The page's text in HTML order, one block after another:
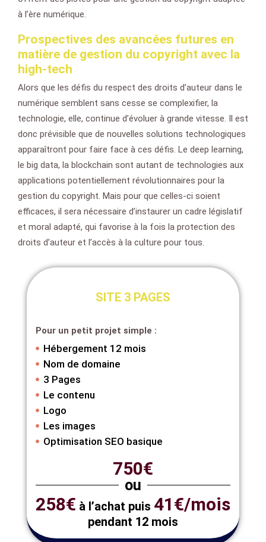
à l’ère numérique.
Prospectives des avancées futures en
matière de gestion du copyright avec la
high-tech
Alors que les défis du respect des droits d’auteur dans le
numérique semblent sans cesse se complexifier, la
technologie, elle, continue d’évoluer à grande vitesse. Il est
donc prévisible que de nouvelles solutions technologiques
apparaîtront pour faire face à ces défis. Le deep learning,
le big data, la blockchain sont autant de technologies aux
applications potentiellement révolutionnaires pour la
gestion du copyright. Mais pour que celles-ci soient
efficaces, il sera nécessaire d’instaurer un cadre législatif
et moral adapté, qui favorise à la fois la protection des
droits d’auteur et l’accès à la culture pour tous.
SITE 3 PAGES
Pour un petit projet simple :
Hébergement 12 mois
Nom de domaine
3 Pages
Le contenu
Logo
Les images
Optimisation SEO basique
750€
ou
258€ à l’achat puis 41€/mois
pendant 12 mois